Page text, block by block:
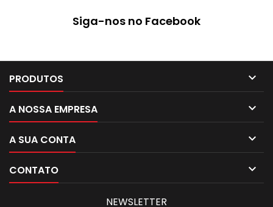
Siga-nos no Facebook
PRODUTOS 
A NOSSA EMPRESA 
A SUA CONTA 
CONTATO 
NEWSLETTER